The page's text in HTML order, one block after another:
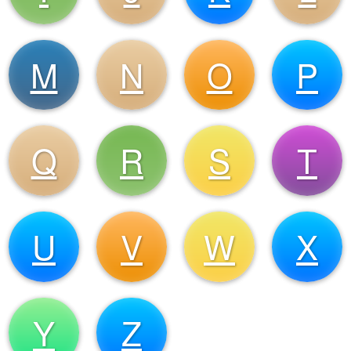
M
N O
P
Q
R S
T
U
V W
X
Y
Z